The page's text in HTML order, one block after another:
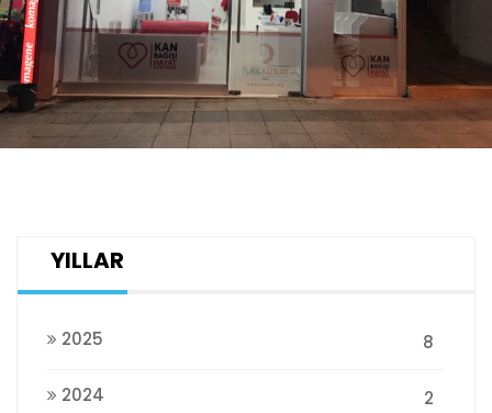
YILLAR
2025 8
2024 2